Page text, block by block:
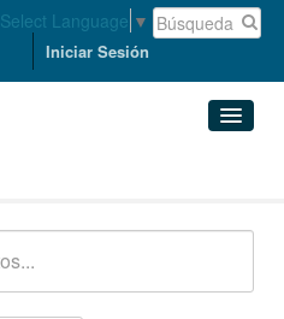
Select Language ▼
Iniciar Sesión